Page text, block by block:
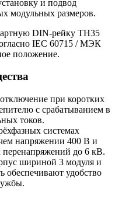
и подвод
модульных размеров.
DIN-рейку ТН35
IEC 60715 / МЭК
положение.
при коротких
с срабатыванием в
токов.
системах
напряжении 400 В и
до 6 кВ.
шириной 3 модуля и
обеспечивают удобство